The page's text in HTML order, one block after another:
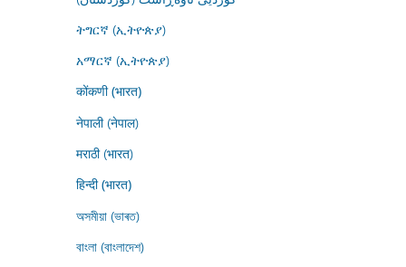
ትግርኛ (ኢትዮጵያ)
አማርኛ (ኢትዮጵያ)
कोंकणी (भारत)
नेपाली (नेपाल)
मराठी (भारत)
हिन्दी (भारत)
অসমীয়া (ভাৰত)
বাংলা (বাংলাদেশ)